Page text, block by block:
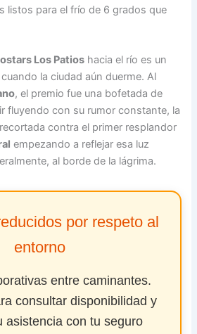
listos para el frío de 6 grados que
Los Patios hacia el río es un
la ciudad aún duerme. Al
, el premio fue una bofetada de
fluyendo con su rumor constante, la
contra el primer resplandor
empezando a reflejar esa luz
al borde de la lágrima.
por respeto al
entorno
entre caminantes.
consultar disponibilidad y
asistencia con tu seguro